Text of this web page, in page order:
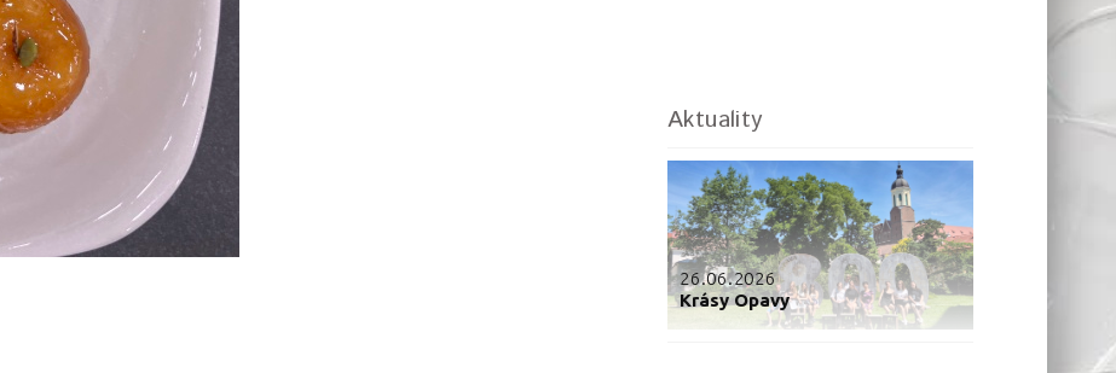
Aktuality
26.06.2026
Krásy Opavy